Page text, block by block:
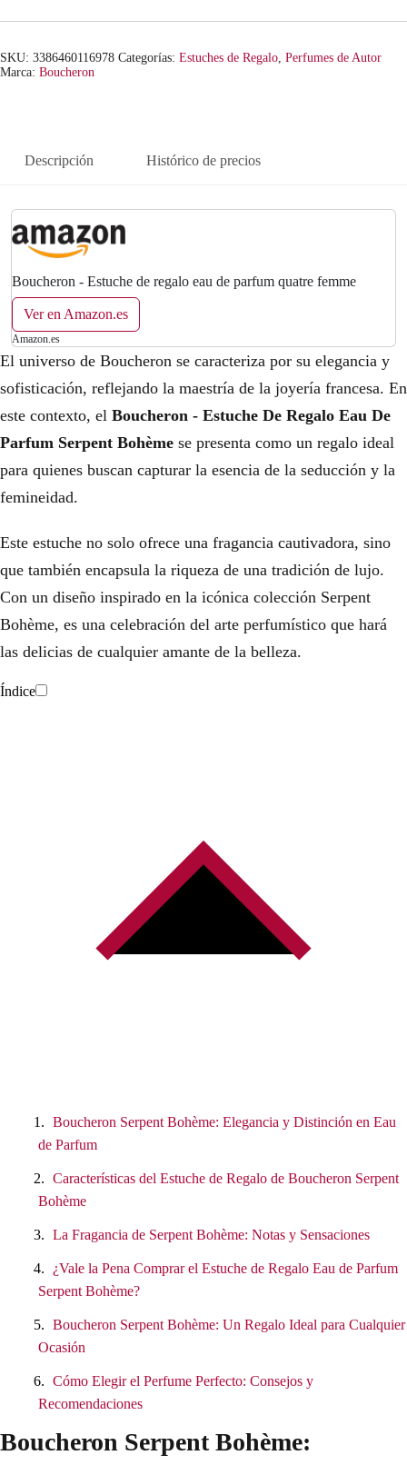
SKU: 3386460116978 Categorías: Estuches de Regalo Perfumes de Autor
Marca: Boucheron
Descripción Histórico de precios
Boucheron - Estuche de regalo eau de parfum quatre femme
Ver en Amazon.es
Amazon.es
El universo de Boucheron se caracteriza por su elegancia y
sofisticación, reflejando la maestría de la joyería francesa. En
este contexto, el Boucheron - Estuche De Regalo Eau De
Parfum Serpent Bohème se presenta como un regalo ideal
para quienes buscan capturar la esencia de la seducción y la
femineidad.
Este estuche no solo ofrece una fragancia cautivadora, sino
que también encapsula la riqueza de una tradición de lujo.
Con un diseño inspirado en la icónica colección Serpent
Bohème, es una celebración del arte perfumístico que hará
las delicias de cualquier amante de la belleza.
Índice
Boucheron Serpent Bohème: Elegancia y Distinción en Eau
de Parfum
Características del Estuche de Regalo de Boucheron Serpent
Bohème
La Fragancia de Serpent Bohème: Notas y Sensaciones
¿Vale la Pena Comprar el Estuche de Regalo Eau de Parfum
Serpent Bohème?
Boucheron Serpent Bohème: Un Regalo Ideal para Cualquier
Ocasión
Cómo Elegir el Perfume Perfecto: Consejos y
Recomendaciones
Boucheron Serpent Bohème: